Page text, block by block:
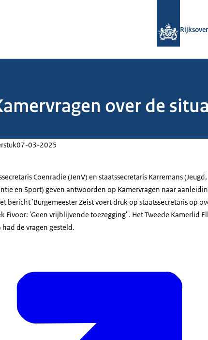
over de
07-03-2025
Coenradie (JenV) en staatssecretaris Karremans (Jeugd,
en Sport) geven antwoorden op Kamervragen naar
bericht 'Burgemeester Zeist voert druk op staatssecretaris op
Fivoor: 'Geen vrijblijvende toezegging''. Het Tweede Kamerlid
had de vragen gesteld.